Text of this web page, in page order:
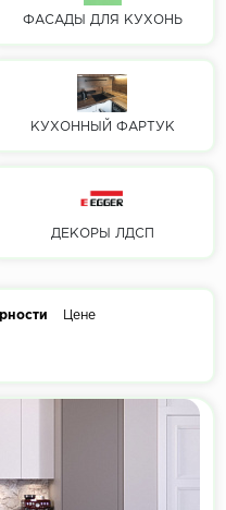
ФАСАДЫ ДЛЯ КУХОНЬ
КУХОННЫЙ ФАРТУК
ДЕКОРЫ ЛДСП
Цене